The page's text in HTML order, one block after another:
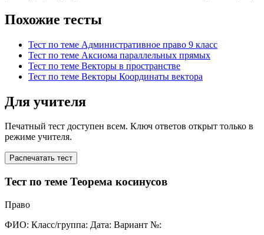
Похожие тесты
Тест по теме Административное право 9 класс
Тест по теме Аксиома параллельных прямых
Тест по теме Векторы в пространстве
Тест по теме Векторы Координаты вектора
Для учителя
Печатный тест доступен всем. Ключ ответов открыт только в
режиме учителя.
Распечатать тест
Тест по теме Теорема косинусов
Право
ФИО: Класс/группа: Дата: Вариант №: